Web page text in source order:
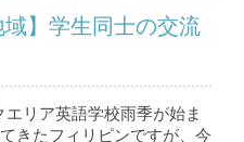
】学生同士の交流
リア英語学校雨季が始ま
きたフィリピンですが、今